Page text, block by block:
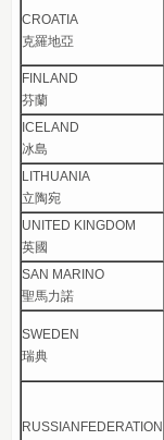
CROATIA
克羅地亞
FINLAND
芬蘭
ICELAND
冰島
LITHUANIA
立陶宛
UNITED KINGDOM
英國
SAN MARINO
聖馬力諾
SWEDEN
瑞典
RUSSIANFEDERATION